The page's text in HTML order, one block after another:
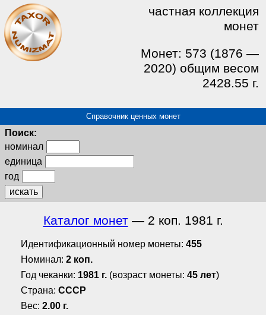
частная коллекция
монет
Монет: 573 (1876 —
2020) общим весом
2428.55 г.
Справочник ценных монет
Поиск:
номинал
единица
год
искать
Каталог монет— 2 коп. 1981 г.
Идентификационный номер монеты: 455
Номинал: 2 коп.
Год чеканки: 1981 г. (возраст монеты: 45 лет)
Страна: СССР
Вес: 2.00 г.